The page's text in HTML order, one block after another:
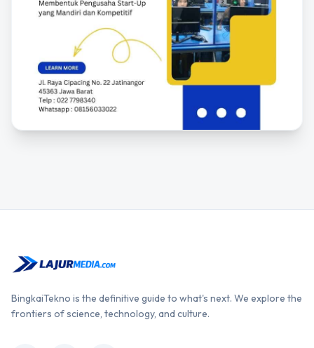
BingkaiTekno is the definitive guide to what's next. We explore the
frontiers of science, technology, and culture.